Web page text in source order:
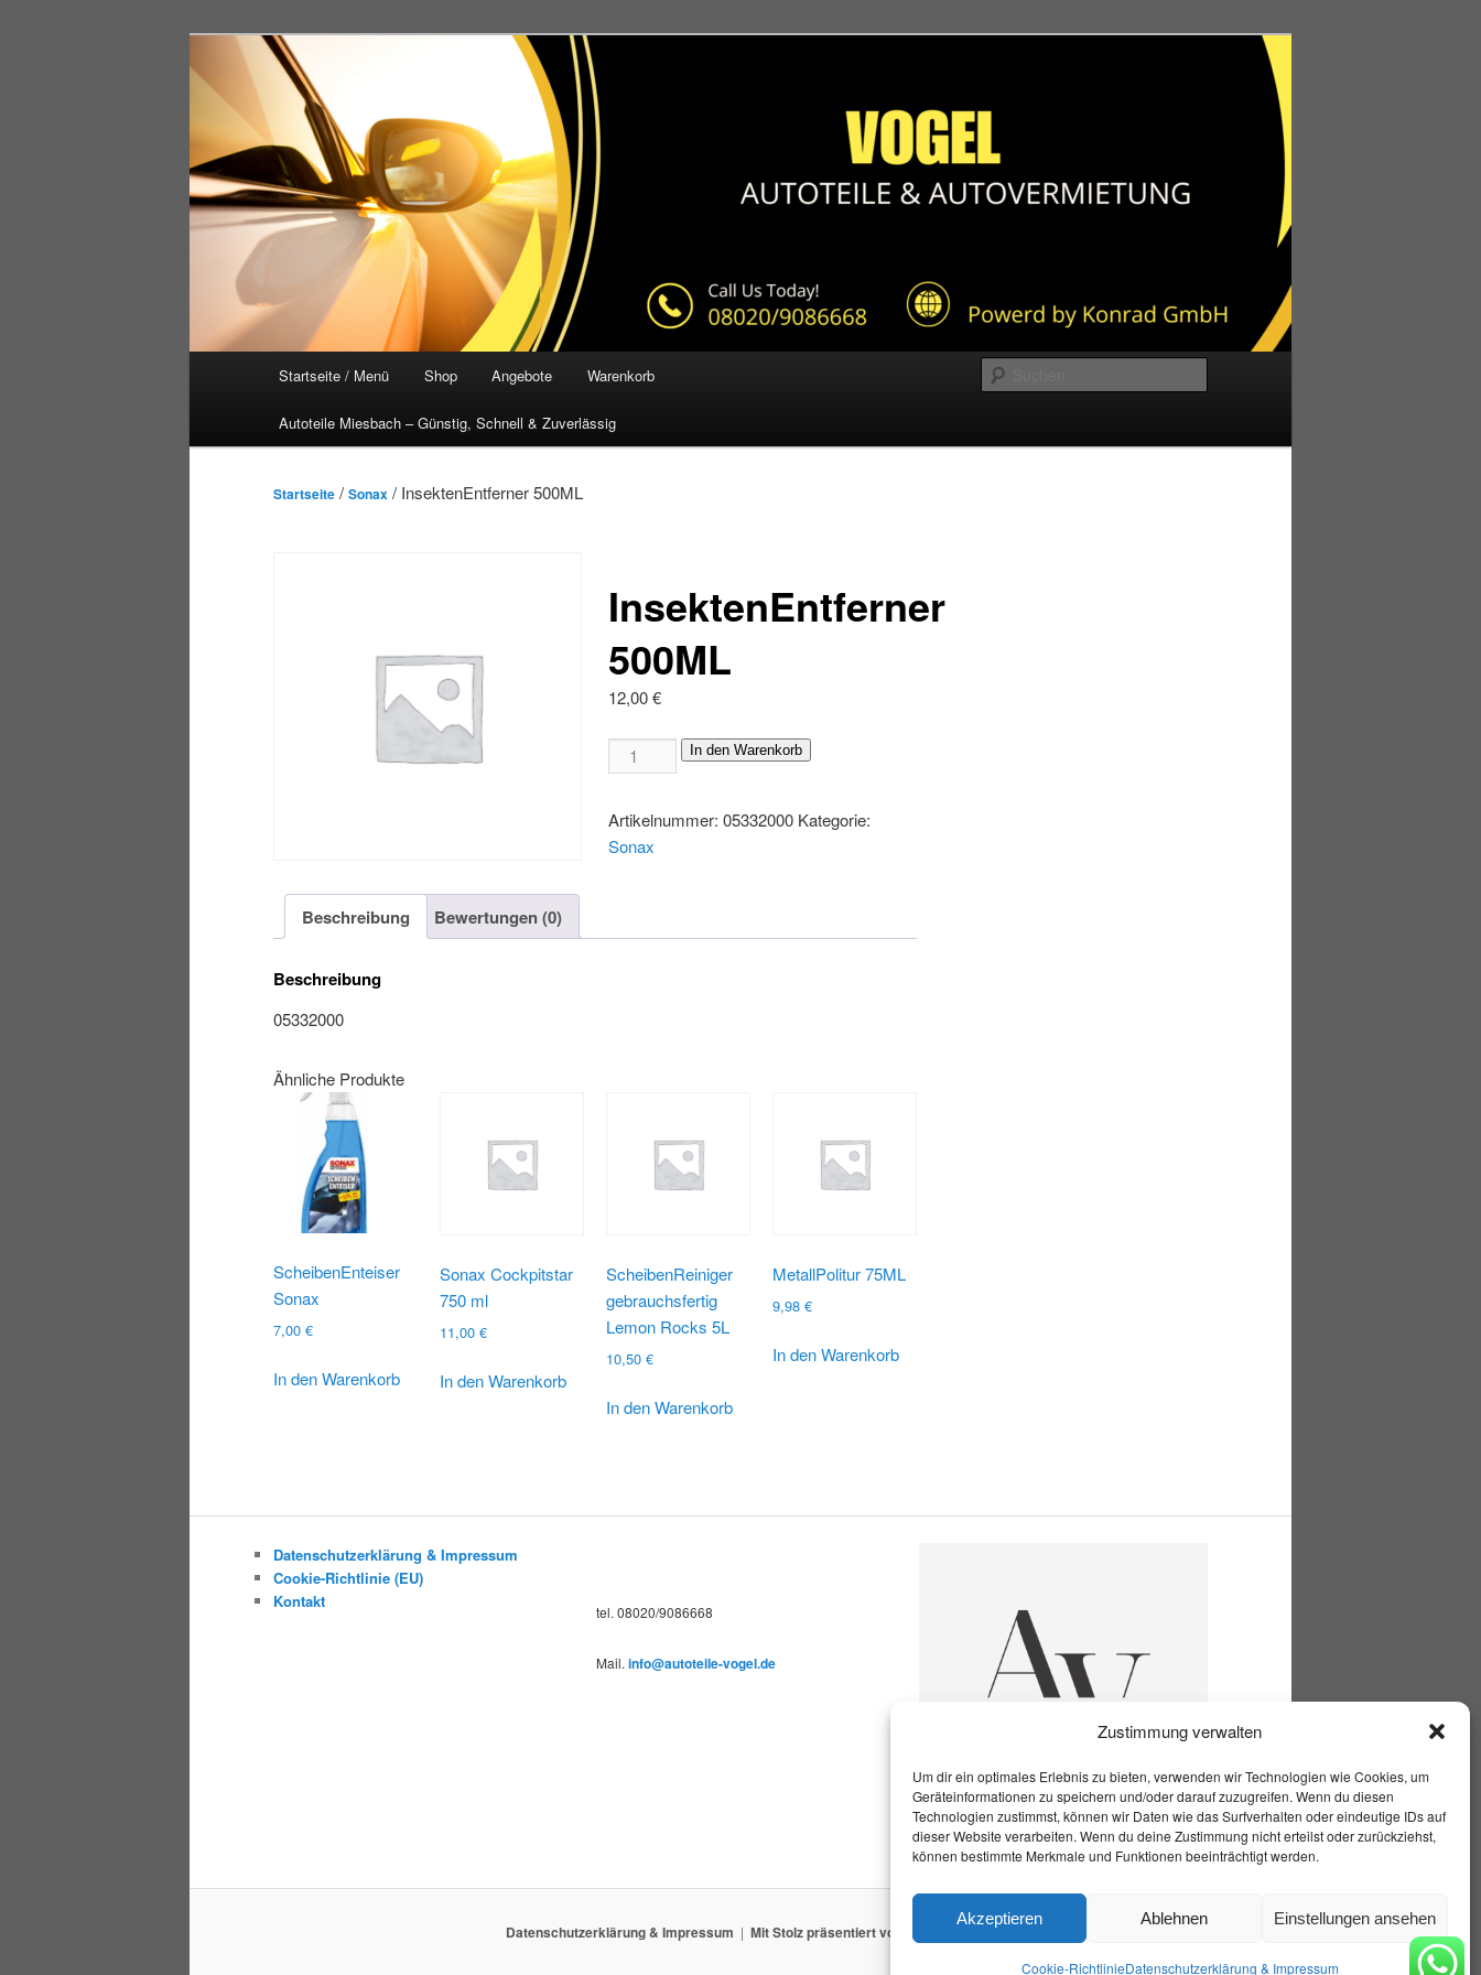
Zustimmung verwalten
Um dir ein optimales Erlebnis zu bieten, verwenden wir Technologien wie Cookies, um
Geräteinformationen zu speichern und/oder darauf zuzugreifen. Wenn du diesen
Technologien zustimmst, können wir Daten wie das Surfverhalten oder eindeutige IDs auf
dieser Website verarbeiten. Wenn du deine Zustimmung nicht erteilst oder zurückziehst,
können bestimmte Merkmale und Funktionen beeinträchtigt werden.
Akzeptieren Ablehnen Einstellungen ansehen
Cookie-RichtlinieDatenschutzerklärung & Impressum
Autoteile-Vogel
Startseite / Menü Shop Angebote Warenkorb
Autoteile Miesbach – Günstig, Schnell & Zuverlässig
Startseite / Sonax / InsektenEntferner 500ML
InsektenEntferner
500ML
12,00€
InsektenEntferner
500ML
In den Warenkorb
Artikelnummer: 05332000 Kategorie:
Sonax
Beschreibung Bewertungen (0)
Beschreibung
05332000
Ähnliche Produkte
ScheibenEnteiser
Sonax
7,00 €
In den Warenkorb
Sonax Cockpitstar
750 ml
11,00 €
In den Warenkorb
ScheibenReiniger
gebrauchsfertig
Lemon Rocks 5L
10,50 €
In den Warenkorb
MetallPolitur 75ML
9,98 €
In den Warenkorb
Datenschutzerklärung & Impressum
Cookie-Richtlinie (EU)
Kontakt
tel. 08020/9086668
Mail. info@autoteile-vogel.de
Datenschutzerklärung & Impressum Mit Stolz präsentiert von WordPress